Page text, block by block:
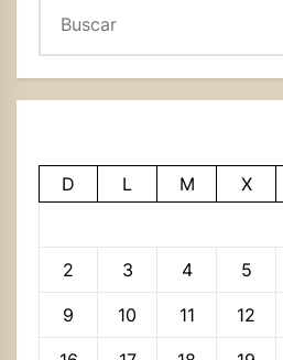
D L M X
2 3 4 5
9 10 11 12